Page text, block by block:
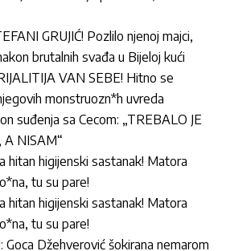
GRUJIĆ! Pozlilo njenoj majci,
brutalnih svađa u Bijeloj kući
VAN SEBE! Hitno se
monstruozn*h uvreda
suđenja sa Cecom: „TREBALO JE
NISAM“
hitan higijenski sastanak! Matora
tu su pare!
hitan higijenski sastanak! Matora
tu su pare!
Goca Džehverović šokirana nemarom